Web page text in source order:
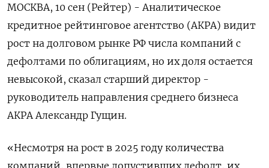
МОСКВА, 10 сен (Рейтер) - Аналитическое
кредитное рейтинговое агентство (АКРА) видит
рост на долговом рынке РФ числа компаний с
дефолтами по облигациям, но их доля остается
невысокой, сказал старший директор -
руководитель направления среднего бизнеса
АКРА Александр Гущин.
«Несмотря на рост в 2025 году количества
компаний, впервые допустивших дефолт, их